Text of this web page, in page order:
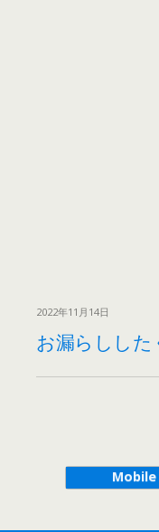
2022年11月14日
お漏らしし
Mobile